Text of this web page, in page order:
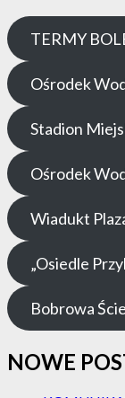
TERMY
Ośrodek
Stadion
Ośrodek
Wiadukt
„Osiedle
Bobrowa
NOWE